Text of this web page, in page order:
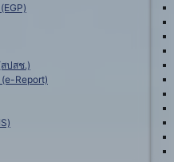
ปสช.)
Report)